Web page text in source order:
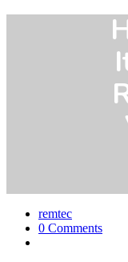
remtec
0 Comments